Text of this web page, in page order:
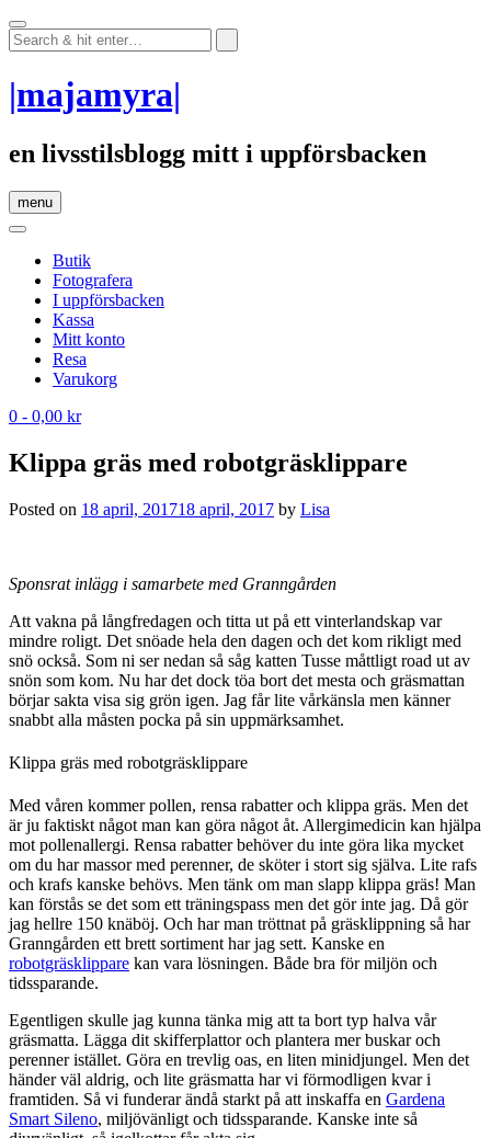
Skip
to
content
|majamyra|
en livsstilsblogg mitt i uppförsbacken
menu
Butik
Fotografera
I uppförsbacken
Kassa
Mitt konto
Resa
Varukorg
0 - 0,00 kr
Klippa gräs med robotgräsklippare
Posted on 18 april, 201718 april, 2017 by Lisa
Sponsrat inlägg i samarbete med Granngården
Att vakna på långfredagen och titta ut på ett vinterlandskap var
mindre roligt. Det snöade hela den dagen och det kom rikligt med
snö också. Som ni ser nedan så såg katten Tusse måttligt road ut av
snön som kom. Nu har det dock töa bort det mesta och gräsmattan
börjar sakta visa sig grön igen. Jag får lite vårkänsla men känner
snabbt alla måsten pocka på sin uppmärksamhet.
Klippa gräs med robotgräsklippare
Med våren kommer pollen, rensa rabatter och klippa gräs. Men det
är ju faktiskt något man kan göra något åt. Allergimedicin kan hjälpa
mot pollenallergi. Rensa rabatter behöver du inte göra lika mycket
om du har massor med perenner, de sköter i stort sig själva. Lite rafs
och krafs kanske behövs. Men tänk om man slapp klippa gräs! Man
kan förstås se det som ett träningspass men det gör inte jag. Då gör
jag hellre 150 knäböj. Och har man tröttnat på gräsklippning så har
Granngården ett brett sortiment har jag sett. Kanske en
robotgräsklippare kan vara lösningen. Både bra för miljön och
tidssparande.
Egentligen skulle jag kunna tänka mig att ta bort typ halva vår
gräsmatta. Lägga dit skifferplattor och plantera mer buskar och
perenner istället. Göra en trevlig oas, en liten minidjungel. Men det
händer väl aldrig, och lite gräsmatta har vi förmodligen kvar i
framtiden. Så vi funderar ändå starkt på att inskaffa en Gardena
Smart Sileno, miljövänligt och tidssparande. Kanske inte så